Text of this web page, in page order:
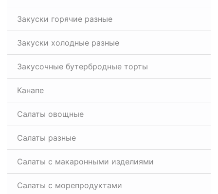
Закуски горячие разные
Закуски холодные разные
Закусочные бутербродные торты
Канапе
Салаты овощные
Салаты разные
Салаты с макаронными изделиями
Салаты с морепродуктами